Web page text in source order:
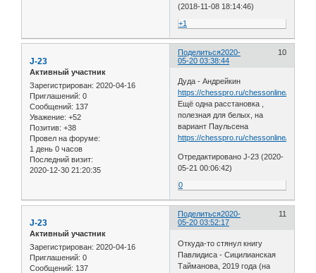
(2018-11-08 18:14:46)
+1
Поделиться 10
2020-
05-20 03:38:44
J-23
Активный участник
Зарегистрирован: 2020-04-16
Приглашений: 0
Сообщений: 137
Уважение: +52
Позитив: +38
Провел на форуме:
1 день 0 часов
Последний визит:
2020-12-30 21:20:35
Дуда - Андрейкин
https://chesspro.ru/chessonline/app2/
Ещё одна расстановка ,
полезная для белых, на
вариант Паульсена
https://chesspro.ru/chessonline/app2/
Отредактировано J-23 (2020-
05-21 00:06:42)
0
Поделиться 11
2020-
05-20 03:52:17
J-23
Активный участник
Зарегистрирован: 2020-04-16
Приглашений: 0
Сообщений: 137
Откуда-то стянул книгу
Павлидиса - Сицилианская
Тайманова, 2019 года (на